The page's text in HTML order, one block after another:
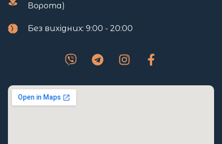
Ворота)
Без вихідних: 9:00 - 20:00